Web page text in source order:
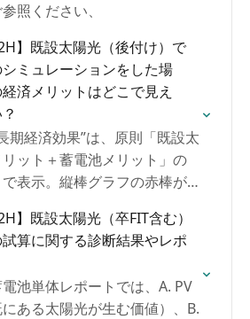
照ください、
】既設太陽光（後付け）で
シミュレーションをした場
済メリットはどこで見え
期経済効果”は、原則「既設太
ット＋蓄電池メリット」の
表示。縦棒グラフの赤棒が
レポート（Excel/PDF）には
み」と「蓄電池単体（増
効果ページが2種類”出ます。
単体ページです。
】既設太陽光（卒FIT含む）
算に関する診断結果やレポ
池単体レポートでは、A. PV
ある太陽光が生む価値）、B.